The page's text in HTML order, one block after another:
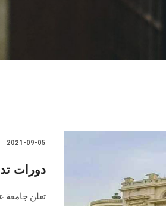
2021-09-05
دورات
تعلن جامعة